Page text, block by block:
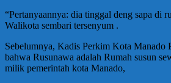
“Pertanyaannya: dia tinggal deng sapa di
Walikota sembari tersenyum .
Sebelumnya, Kadis Perkim Kota Manado
bahwa Rusunawa adalah Rumah susun
milik pemerintah kota Manado,